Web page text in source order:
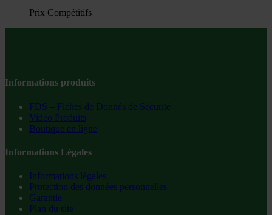
Prix Compétitifs
Informations produits
FDS – Fiches de Donnés de Sécurité
Vidéo Produits
Boutique en ligne
Informations Légales
Informations légales
Protection des données personnelles
Garantie
Plan du site